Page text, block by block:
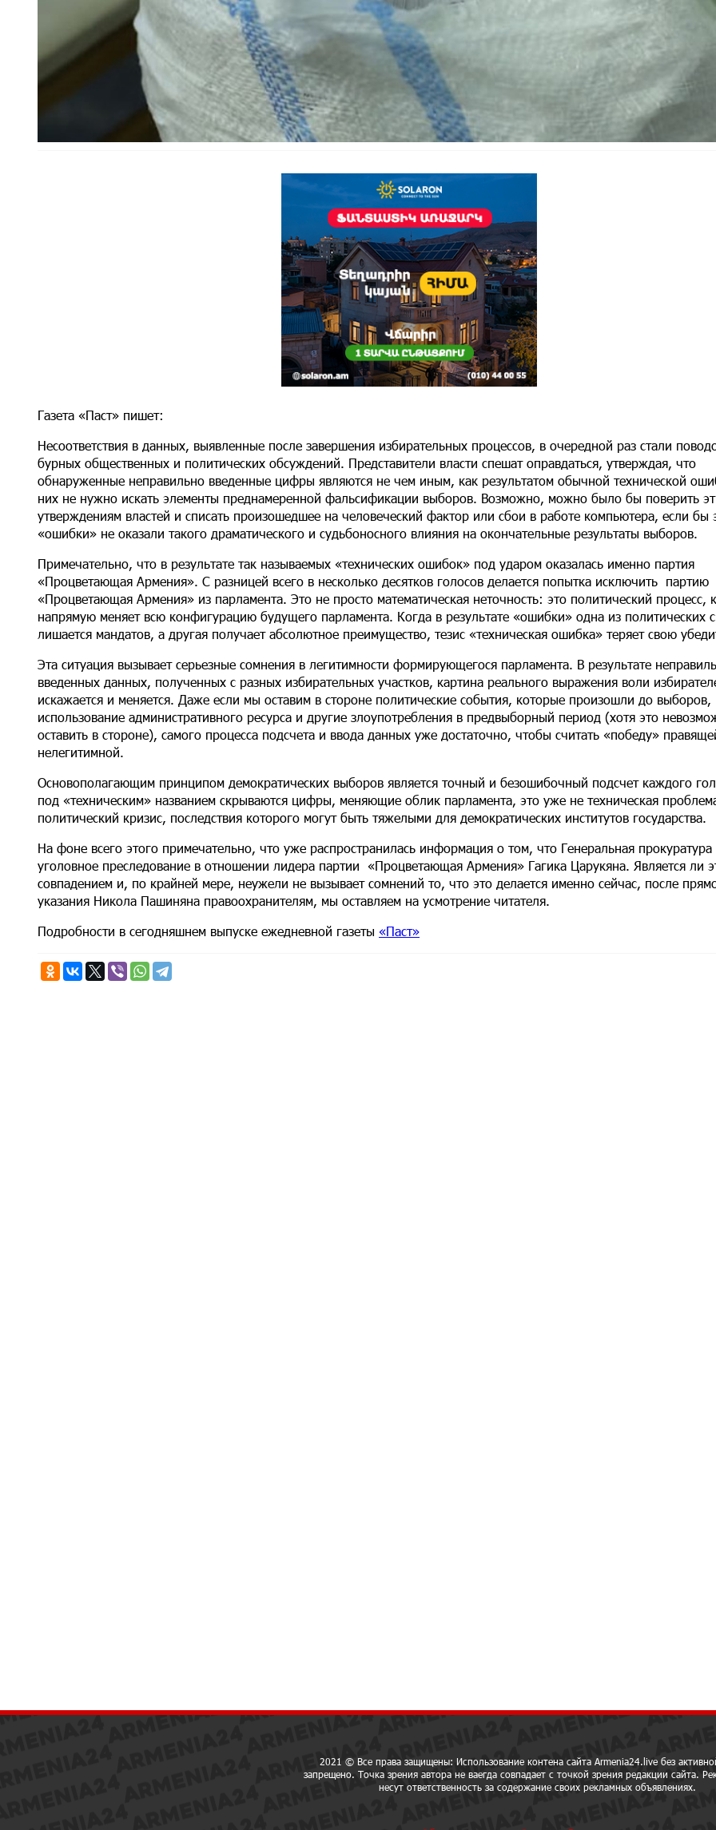
Газета «Паст» пишет:
Несоответствия в данных, выявленные после завершения избирательных процессов, в очередной раз стали
бурных общественных и политических обсуждений. Представители власти спешат оправдаться, утверждая, что
обнаруженные неправильно введенные цифры являются не чем иным, как результатом обычной технической
них не нужно искать элементы преднамеренной фальсификации выборов. Возможно, можно было бы поверить
утверждениям властей и списать произошедшее на человеческий фактор или сбои в работе компьютера, если бы
«ошибки» не оказали такого драматического и судьбоносного влияния на окончательные результаты выборов.
Примечательно, что в результате так называемых «технических ошибок» под ударом оказалась именно партия
«Процветающая Армения». С разницей всего в несколько десятков голосов делается попытка исключить партию
«Процветающая Армения» из парламента. Это не просто математическая неточность: это политический процесс,
напрямую меняет всю конфигурацию будущего парламента. Когда в результате «ошибки» одна из политических
лишается мандатов, а другая получает абсолютное преимущество, тезис «техническая ошибка» теряет свою
Эта ситуация вызывает серьезные сомнения в легитимности формирующегося парламента. В результате
введенных данных, полученных с разных избирательных участков, картина реального выражения воли
искажается и меняется. Даже если мы оставим в стороне политические события, которые произошли до
использование административного ресурса и другие злоупотребления в предвыборный период (хотя это
оставить в стороне), самого процесса подсчета и ввода данных уже достаточно, чтобы считать «победу»
нелегитимной.
Основополагающим принципом демократических выборов является точный и безошибочный подсчет каждого
под «техническим» названием скрываются цифры, меняющие облик парламента, это уже не техническая
политический кризис, последствия которого могут быть тяжелыми для демократических институтов государства.
На фоне всего этого примечательно, что уже распространилась информация о том, что Генеральная прокуратура
уголовное преследование в отношении лидера партии «Процветающая Армения» Гагика Царукяна. Является ли
совпадением и, по крайней мере, неужели не вызывает сомнений то, что это делается именно сейчас, после
указания Никола Пашиняна правоохранителям, мы оставляем на усмотрение читателя.
Подробности в сегодняшнем выпуске ежедневной газеты «Паст»
2021 © Все права защищены: Использование контена сайта Armenia24.live без
запрещено. Точка зрения автора не ваегда совпадает с точкой зрения редакции сайта.
несут ответственность за содержание своих рекламных объявлениях.